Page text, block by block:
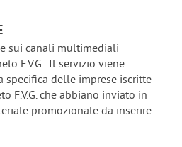
sui canali multimediali
F.V.G.. Il servizio viene
specifica delle imprese iscritte
F.V.G. che abbiano inviato in
promozionale da inserire.